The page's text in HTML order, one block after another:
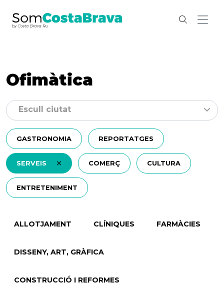
Ofimàtica
GASTRONOMIA REPORTATGES
SERVEIS COMERÇ CULTURA
ENTRETENIMENT
Escull ciutat
ALLOTJAMENT CLÍNIQUES FARMÀCIES
DISSENY, ART, GRÀFICA
CONSTRUCCIÓ I REFORMES